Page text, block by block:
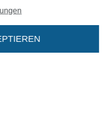
Warenkorb